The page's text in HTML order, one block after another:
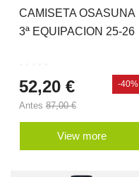
CAMISETA OSASUNA
3ª EQUIPACION 25-26
52,20 €
Antes 87,00 €
-40%
View more